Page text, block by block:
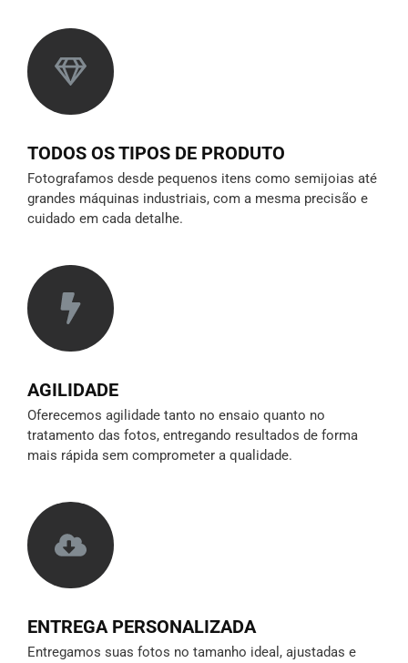
TODOS OS TIPOS DE PRODUTO
Fotografamos desde pequenos itens como semijoias até
grandes máquinas industriais, com a mesma precisão e
cuidado em cada detalhe.
AGILIDADE
Oferecemos agilidade tanto no ensaio quanto no
tratamento das fotos, entregando resultados de forma
mais rápida sem comprometer a qualidade.
ENTREGA PERSONALIZADA
Entregamos suas fotos no tamanho ideal, ajustadas e